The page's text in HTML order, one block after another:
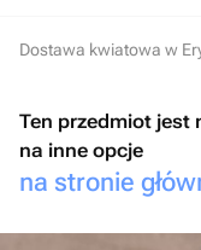
Dostawa kwiatowa w
Ten przedmiot jest
na inne opcje
na stronie